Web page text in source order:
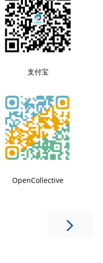
支付宝
OpenCollective